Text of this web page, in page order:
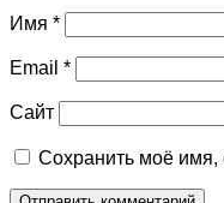
Имя *
Email *
Сайт
Сохранить моё имя,